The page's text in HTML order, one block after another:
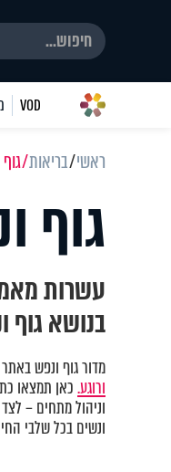
VOD
ראשי בריאות
גוף
עשרות
בנושא גוף
מדור גוף ונפש באתר
ורוגע.כאן תמצאו
וניהול מתחים –
ונשים בכל שלבי